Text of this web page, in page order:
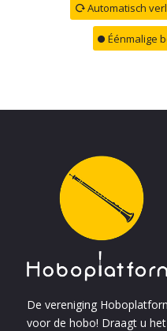
Automatisch
Éénmalige
De vereniging
voor de hobo! Draagt u